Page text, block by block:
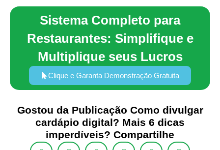
Sistema Completo para
Restaurantes: Simplifique e
Multiplique seus Lucros
Clique e Garanta Demonstração Gratuita
Gostou da Publicação Como divulgar
cardápio digital? Mais 6 dicas
imperdíveis? Compartilhe